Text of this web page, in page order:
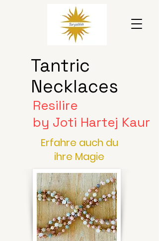
Tantric
Necklaces
Resilire
by Joti Hartej Kaur
Erfahre auch du
ihre Magie